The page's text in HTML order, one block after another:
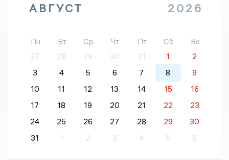
АВГУСТ 2026
Пн Вт Ср Чт Пт Сб
Вс
27
28 29 30 31 1
2
3
4 5 6 7 8
9
10
11 12 13 14 15
16
17
18 19 20 21 22
23
24
25 26 27 28 29
30
31
1 2 3 4 5 6